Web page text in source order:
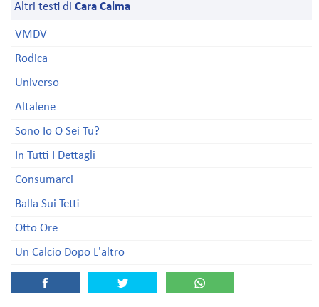
Altri testi di Cara Calma
VMDV
Rodica
Universo
Altalene
Sono Io O Sei Tu?
In Tutti I Dettagli
Consumarci
Balla Sui Tetti
Otto Ore
Un Calcio Dopo L'altro